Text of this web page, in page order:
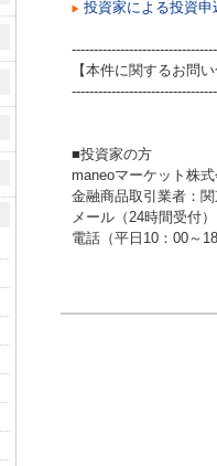
投資家による投資申
【本件に関するお問い
■投資家の方
maneoマーケット株式
金融商品取引業者：
メール（24時間受付
電話（平日10：00～